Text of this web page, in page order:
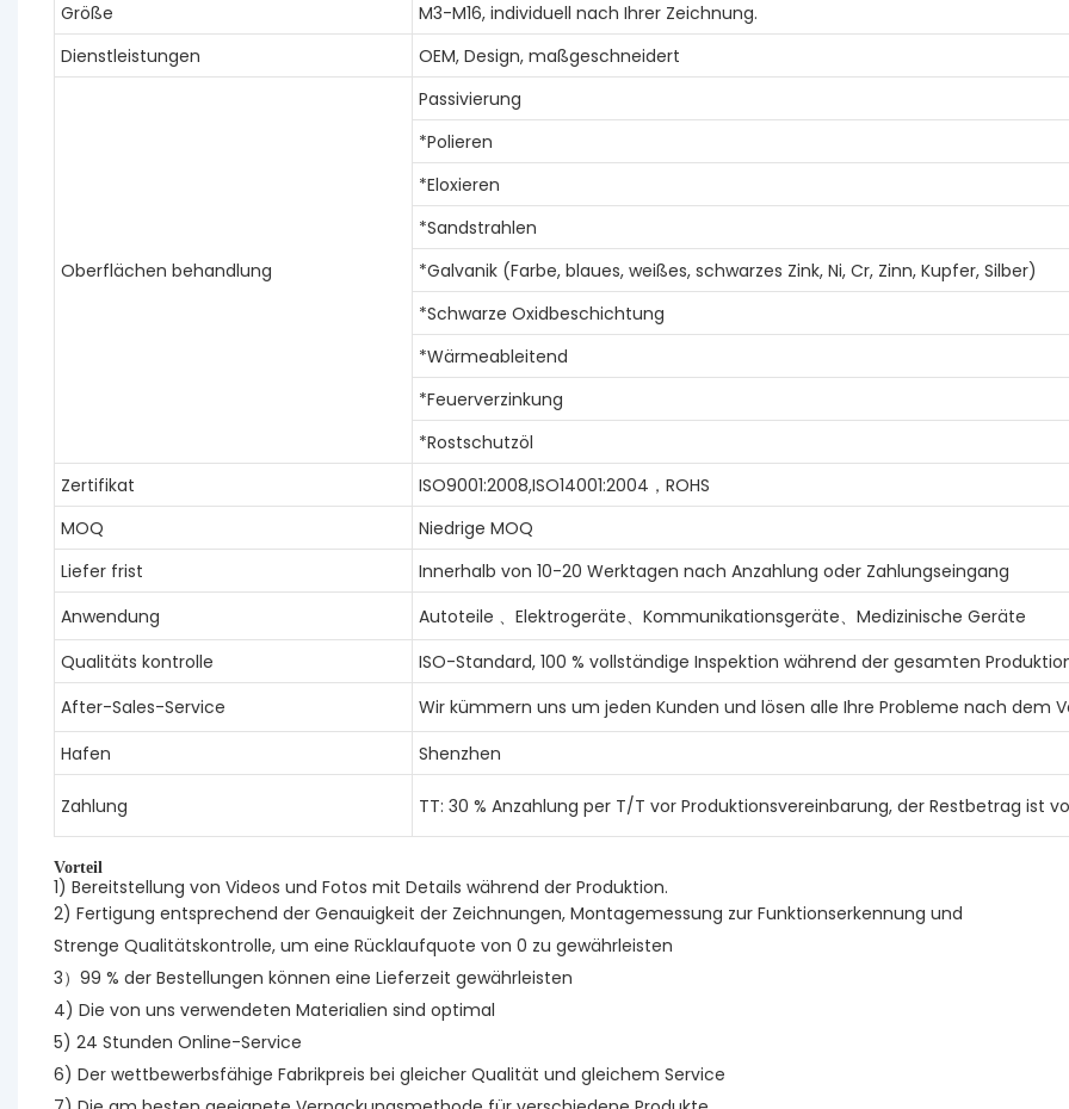
Größe
M3-M16, individuell nach Ihrer Zeichnung.
Dienstleistungen
OEM, Design, maßgeschneidert
Oberflächen behandlung
Passivierung
*Polieren
*Eloxieren
*Sandstrahlen
*Galvanik (Farbe, blaues, weißes, schwarzes Zink, Ni, Cr, Zinn, Kupfer, Silber)
*Schwarze Oxidbeschichtung
*Wärmeableitend
*Feuerverzinkung
*Rostschutzöl
Zertifikat
ISO9001:2008,ISO14001:2004，ROHS
MOQ
Niedrige MOQ
Liefer frist
Innerhalb von 10-20 Werktagen nach Anzahlung oder Zahlungseingang
Anwendung
Autoteile 、Elektrogeräte、Kommunikationsgeräte、Medizinische Geräte
Qualitäts kontrolle
ISO-Standard, 100 % vollständige Inspektion während der gesamten
After-Sales-Service
Wir kümmern uns um jeden Kunden und lösen alle Ihre Probleme nach dem
Hafen
Shenzhen
Zahlung TT: 30 % Anzahlung per T/T vor Produktionsvereinbarung, der Restbetrag ist
Vorteil
1) Bereitstellung von Videos und Fotos mit Details während der Produktion.
2) Fertigung entsprechend der Genauigkeit der Zeichnungen, Montagemessung zur Funktionserkennung und
Strenge Qualitätskontrolle, um eine Rücklaufquote von 0 zu gewährleisten
3）99 % der Bestellungen können eine Lieferzeit gewährleisten
4) Die von uns verwendeten Materialien sind optimal
5) 24 Stunden Online-Service
6) Der wettbewerbsfähige Fabrikpreis bei gleicher Qualität und gleichem Service